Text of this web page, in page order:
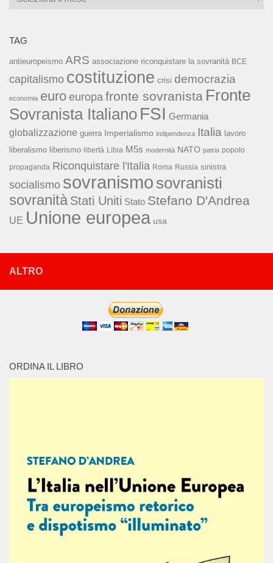
TAG
antieuropeismo ARS associazione riconquistare la sovranità BCE
capitalismo costituzione crisi democrazia
economia euro europa fronte sovranista Fronte
Sovranista Italiano FSI Germania
globalizzazione guerra Imperialismo indipendenza Italia lavoro
liberalismo liberismo libertà Libia M5s modernità NATO patria popolo
propaganda Riconquistare l'Italia Roma Russia sinistra
socialismo sovranismo sovranisti
sovranità Stati Uniti Stato Stefano D'Andrea
UE Unione europea usa
ALTRO
ORDINA IL LIBRO